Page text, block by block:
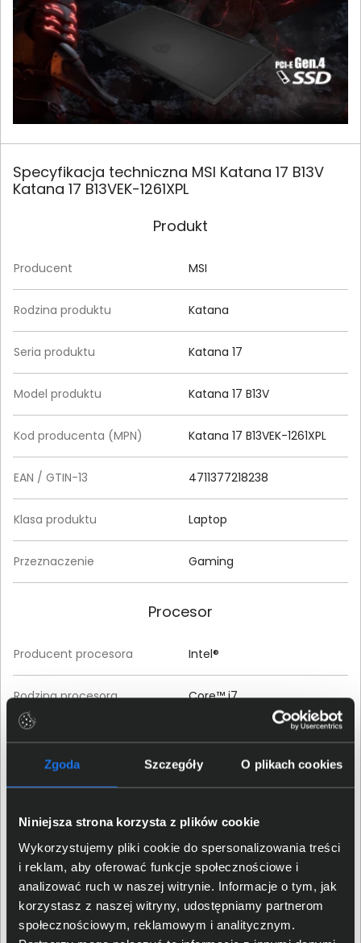
Zgoda Szczegóły O plikach cookies
Niniejsza strona korzysta z plików cookie
Wykorzystujemy pliki cookie do spersonalizowania treści
i reklam, aby oferować funkcje społecznościowe i
analizować ruch w naszej witrynie. Informacje o tym, jak
korzystasz z naszej witryny, udostępniamy partnerom
społecznościowym, reklamowym i analitycznym.
Specyfikacja techniczna MSI Katana 17 B13V
Katana 17 B13VEK-1261XPL
Produkt
Producent MSI
Rodzina produktu Katana
Seria produktu Katana 17
Model produktu Katana 17 B13V
Kod producenta (MPN) Katana 17 B13VEK-1261XPL
EAN / GTIN-13 4711377218238
Klasa produktu Laptop
Przeznaczenie Gaming
Procesor
Producent procesora Intel®
Rodzina procesora Core™ i7
Model procesora Core™ i7-13620H
Liczba rdzeni performance sześć
Liczba rdzeni efficient cztery
Maksymalne taktowanie
rdzeni performance
4,9 GHz